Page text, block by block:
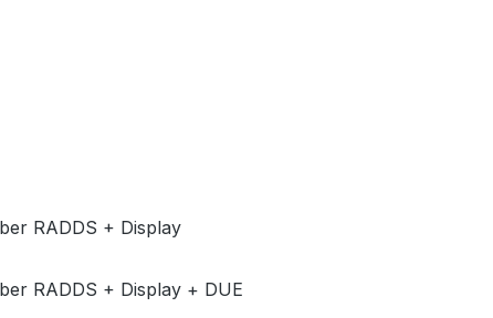
RADDS + Display
RADDS + Display + DUE